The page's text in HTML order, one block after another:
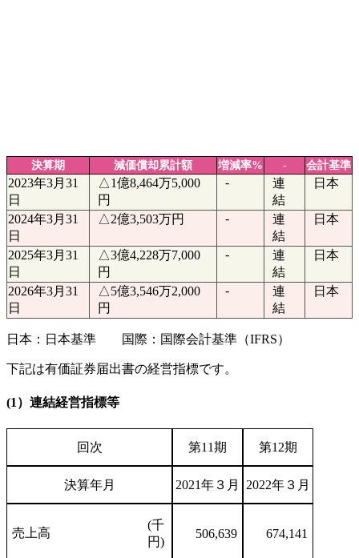
決算期 減価償却累計額 増減率% - 会計基準
2023年3月31
日
△1億8,464万5,000
円
-
連
結
日本
2024年3月31
日
△2億3,503万円 -
連
結
日本
2025年3月31
日
△3億4,228万7,000
円
-
連
結
日本
2026年3月31
日
△5億3,546万2,000
円
-
連
結
日本
日本：日本基準 国際：国際会計基準（IFRS）
下記は有価証券届出書の経営指標です。
(1）連結経営指標等
回次 第11期 第12期
決算年月 2021年３月 2022年３月
売上高
(千
円)
506,639 674,141